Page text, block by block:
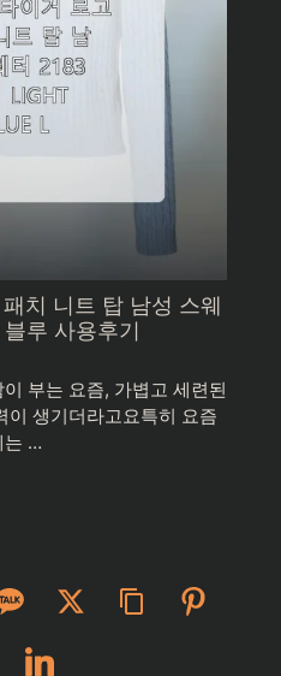
치 니트 탑 남성 스웨
루 사용후기
부는 요즘, 가볍고 세련된
이 생기더라고요특히 요즘
는 …